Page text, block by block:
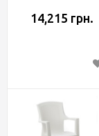
14,215 грн.